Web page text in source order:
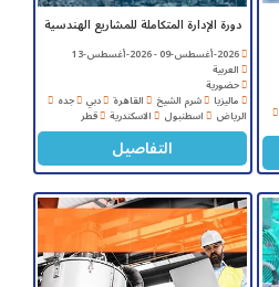
دورة الإدارة المتكاملة للمشاريع الهندسية
2026-أغسطس-09 - 2026-أغسطس-13
العربية
حضورية
ماليزيا شرم الشيخ القاهرة دبي جده
الرياض اسطنبول الاسكندرية قطر
التفاصيل